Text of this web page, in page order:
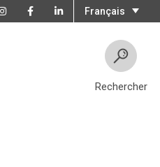
Français
Rechercher